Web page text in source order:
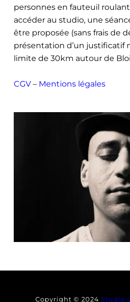
personnes en fauteuil
accéder au studio, une
être proposée (sans frais de
présentation d’un justificatif
limite de 30km autour de
CGV – Mentions légales
Copyright © 2024 Studio